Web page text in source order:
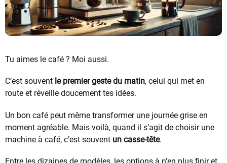
Tu aimes le café ? Moi aussi.
C’est souvent le premier geste du matin, celui qui met en
route et réveille doucement tes idées.
Un bon café peut même transformer une journée grise en
moment agréable. Mais voilà, quand il s’agit de choisir une
machine à café, c’est souvent un casse-tête.